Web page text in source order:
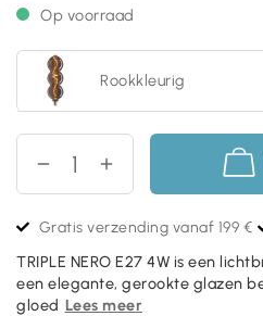
Op voorraad
Rookkleurig
Gratis verzending vanaf 199 €
TRIPLE NERO E27 4W is een
een elegante, gerookte glazen
gloed Lees meer